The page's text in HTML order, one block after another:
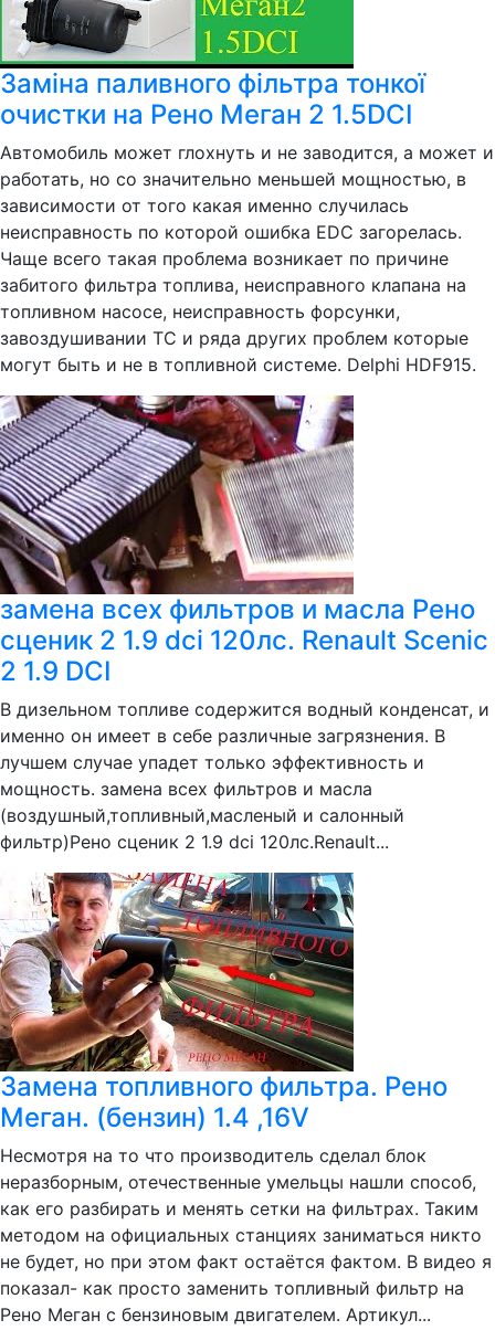
Заміна паливного фільтра тонкої
очистки на Рено Меган 2 1.5DCI
Автомобиль может глохнуть и не заводится, а может и
работать, но со значительно меньшей мощностью, в
зависимости от того какая именно случилась
неисправность по которой ошибка EDC загорелась.
Чаще всего такая проблема возникает по причине
забитого фильтра топлива, неисправного клапана на
топливном насосе, неисправность форсунки,
завоздушивании ТС и ряда других проблем которые
могут быть и не в топливной системе. Delphi HDF915.
замена всех фильтров и масла Рено
сценик 2 1.9 dci 120лс. Renault Scenic
2 1.9 DCI
В дизельном топливе содержится водный конденсат, и
именно он имеет в себе различные загрязнения. В
лучшем случае упадет только эффективность и
мощность. замена всех фильтров и масла
(воздушный,топливный,масленый и салонный
фильтр)Рено сценик 2 1.9 dci 120лс.Renault...
Замена топливного фильтра. Рено
Меган. (бензин) 1.4 ,16V
Несмотря на то что производитель сделал блок
неразборным, отечественные умельцы нашли способ,
как его разбирать и менять сетки на фильтрах. Таким
методом на официальных станциях заниматься никто
не будет, но при этом факт остаётся фактом. В видео я
показал- как просто заменить топливный фильтр на
Рено Меган с бензиновым двигателем. Артикул...